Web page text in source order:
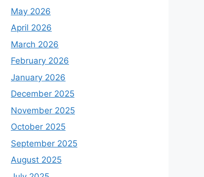
May 2026
April 2026
March 2026
February 2026
January 2026
December 2025
November 2025
October 2025
September 2025
August 2025